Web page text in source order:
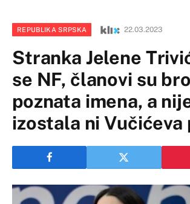
REPUBLIKA SRPSKA 22.03.2023
Stranka Jelene
se NF, članovi su
poznata imena, a
izostala ni Vučićeva